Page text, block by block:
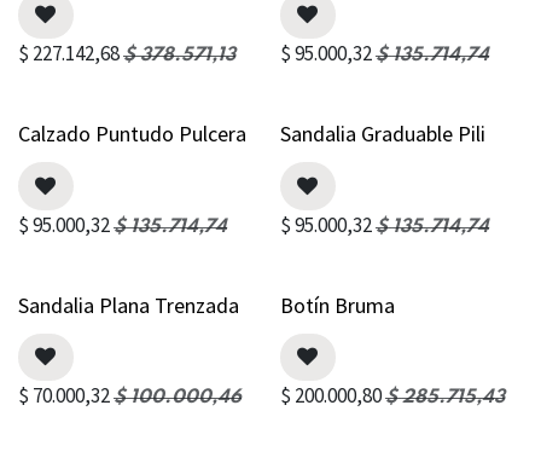
$ 227.142,68$378.571,13 $95.000,32$135.714,74
Calzado Puntudo Pulcera
$95.000,32$135.714,74
Sandalia Graduable Pili
$95.000,32$135.714,74
Sandalia Plana Trenzada
$ 70.000,32$100.000,46
Botín Bruma
$ 200.000,80$285.715,43